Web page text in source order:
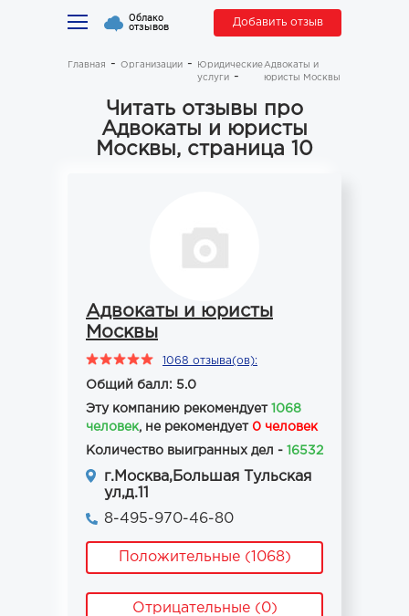
Облако
отзывов Добавить отзыв
Главная Организации
Юридические
услуги
Адвокаты и
юристы Москвы
Читать отзывы про
Адвокаты и юристы
Москвы, страница 10
Адвокаты и юристы
Москвы
1068 отзыва(ов):
Общий балл: 5.0
Эту компанию рекомендует 1068
человек, не рекомендует 0 человек
Количество выигранных дел - 16532
г.Москва,Большая Тульская
ул,д.11
8-495-970-46-80
Положительные (1068)
Отрицательные (0)